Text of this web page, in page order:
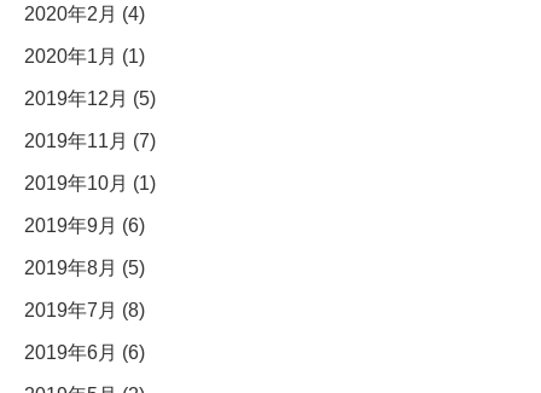
2020年2月 (4)
2020年1月 (1)
2019年12月 (5)
2019年11月 (7)
2019年10月 (1)
2019年9月 (6)
2019年8月 (5)
2019年7月 (8)
2019年6月 (6)